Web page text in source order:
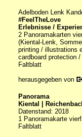
Adelboden Lenk
#FeelTheLove
Erlebnisse /
2 Panoramakarten
(Kiental-Lenk,
printing / illustrations
cardboard protection
Faltblatt
herausgegeben von
Panorama
Kiental |
Datenstand: 2018
1 Panoramakarte
Faltblatt